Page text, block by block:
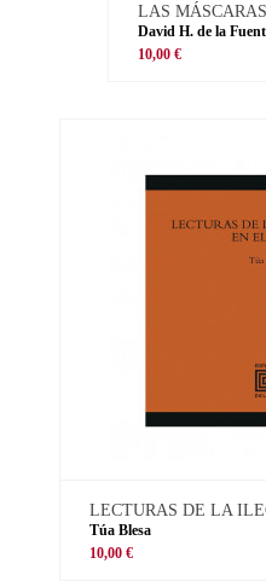
LAS
David H. de la
10,00 €
LECTURAS DE LA
Túa Blesa
10,00 €